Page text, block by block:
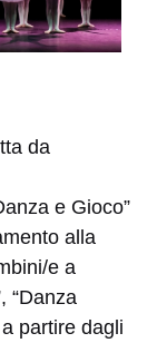
da
e Gioco”
alla
e a
“Danza
partire dagli